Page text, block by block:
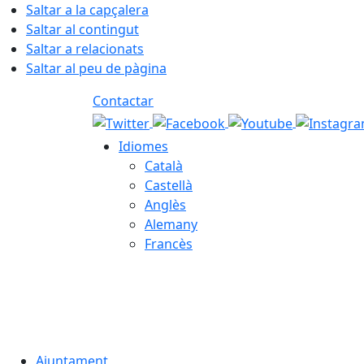
Saltar a la capçalera
Saltar al contingut
Saltar a relacionats
Saltar al peu de pàgina
Contactar
Idiomes
Català
Castellà
Anglès
Alemany
Francès